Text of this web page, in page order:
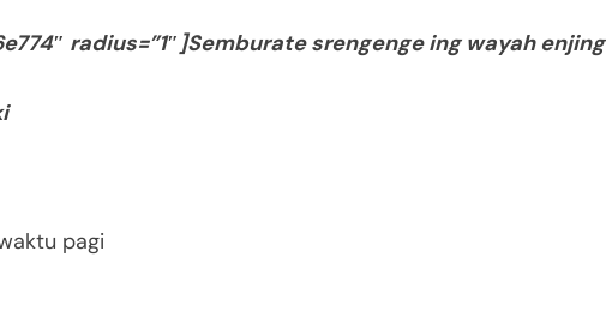
radius=”1″]Semburate srengenge ing wayah enjing
pagi